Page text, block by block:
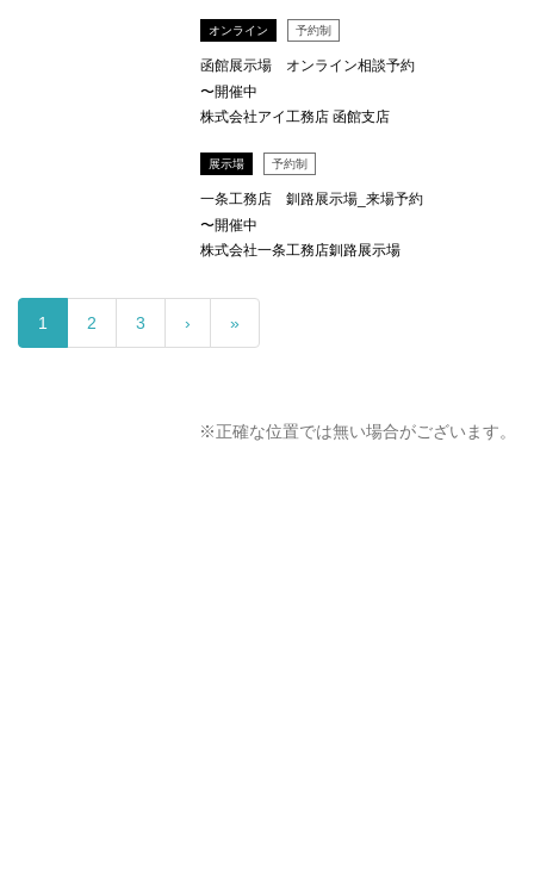
オンライン 予約制
函館展示場 オンライン相談予約
〜開催中
株式会社アイ工務店 函館支店
展示場 予約制
一条工務店 釧路展示場_来場予約
〜開催中
株式会社一条工務店釧路展示場
1 2 3 › »
※正確な位置では無い場合がございます。